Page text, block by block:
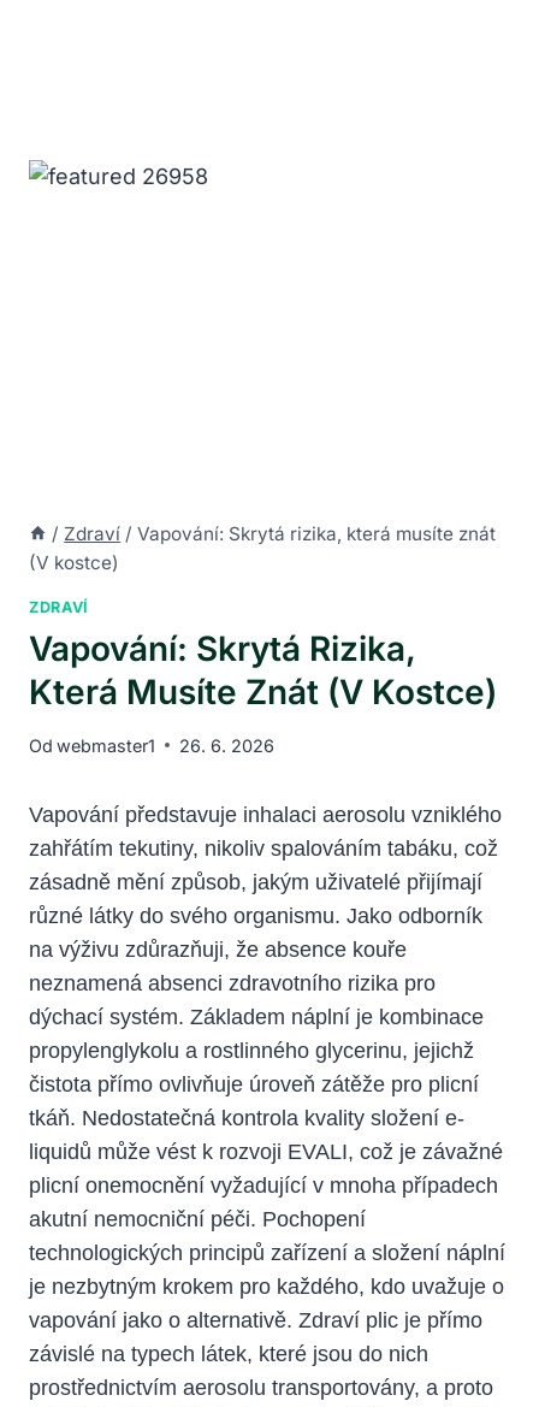
/ Zdraví / Vapování: Skrytá rizika, která musíte znát
(V kostce)
ZDRAVÍ
Vapování: Skrytá Rizika,
Která Musíte Znát (V Kostce)
Od webmaster1 26. 6. 2026
Vapování představuje inhalaci aerosolu vzniklého
zahřátím tekutiny, nikoliv spalováním tabáku, což
zásadně mění způsob, jakým uživatelé přijímají
různé látky do svého organismu. Jako odborník
na výživu zdůrazňuji, že absence kouře
neznamená absenci zdravotního rizika pro
dýchací systém. Základem náplní je kombinace
propylenglykolu a rostlinného glycerinu, jejichž
čistota přímo ovlivňuje úroveň zátěže pro plicní
tkáň. Nedostatečná kontrola kvality složení e-
liquidů může vést k rozvoji EVALI, což je závažné
plicní onemocnění vyžadující v mnoha případech
akutní nemocniční péči. Pochopení
technologických principů zařízení a složení náplní
je nezbytným krokem pro každého, kdo uvažuje o
vapování jako o alternativě. Zdraví plic je přímo
závislé na typech látek, které jsou do nich
prostřednictvím aerosolu transportovány, a proto